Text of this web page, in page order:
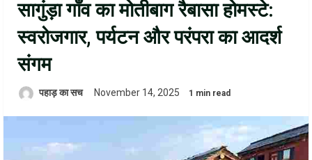
सागुंड़ा गाँव का मोतीबाग रैबासा होमस्टे:
स्वरोजगार, पर्यटन और परंपरा का आदर्श
संगम
पहाड़ का सच November 14, 2025 1 min read